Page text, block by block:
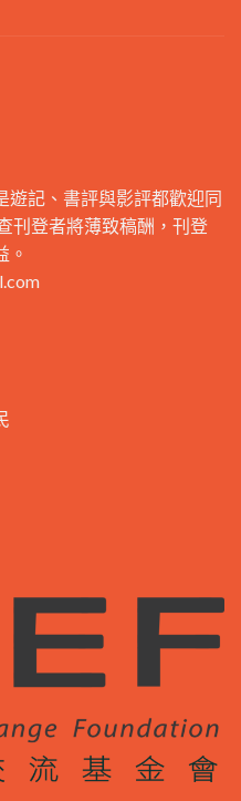
遊記、書評與影評都歡迎同
刊登者將薄致稿酬，刊登
。